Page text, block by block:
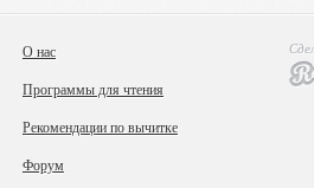
О нас
Программы для чтения
Рекомендации по вычитке
Форум